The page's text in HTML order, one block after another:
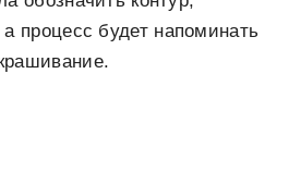
процесс будет напоминать